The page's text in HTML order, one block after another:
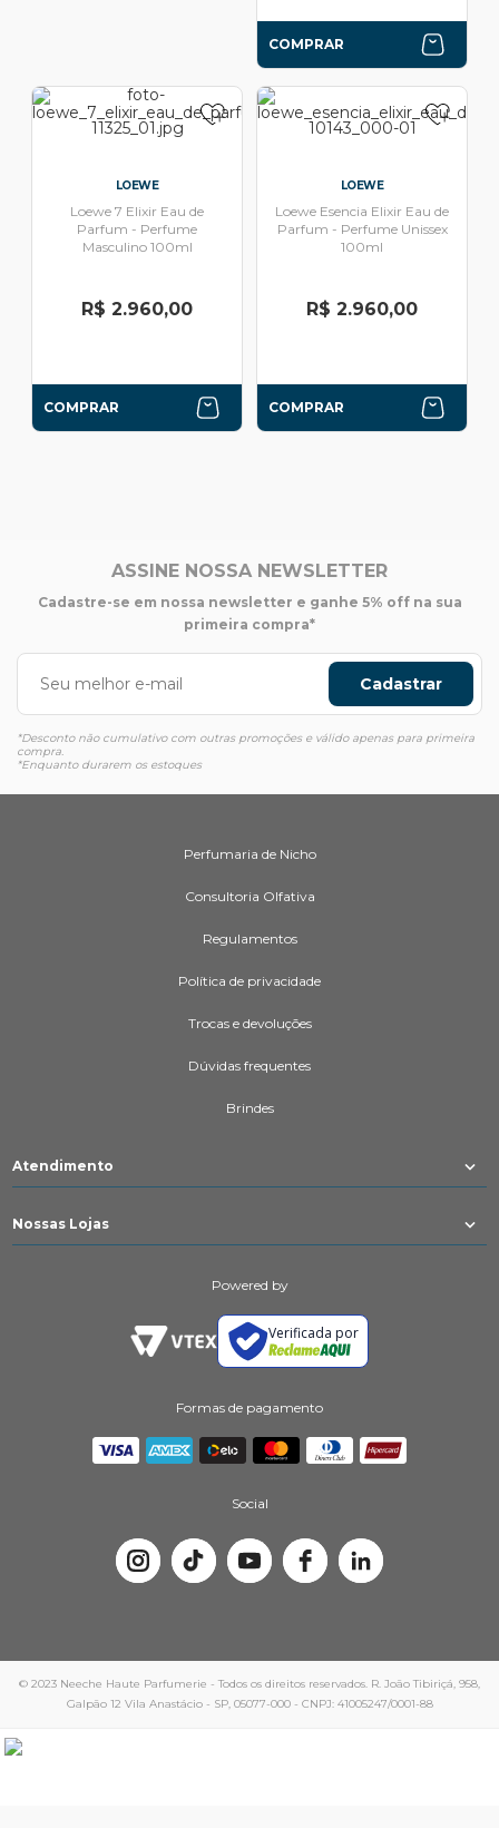
COMPRAR
LOEWE
Loewe 7 Elixir Eau de
Parfum - Perfume
Masculino 100ml
R$ 2.960,00
COMPRAR
LOEWE
Loewe Esencia Elixir Eau de
Parfum - Perfume Unissex
100ml
R$ 2.960,00
COMPRAR
ASSINE NOSSA NEWSLETTER
Cadastre-se em nossa newsletter e ganhe 5% off na sua
primeira compra*
Cadastrar
*Desconto não cumulativo com outras promoções e válido apenas para primeira
compra.
*Enquanto durarem os estoques
Perfumaria de Nicho
Consultoria Olfativa
Regulamentos
Política de privacidade
Trocas e devoluções
Dúvidas frequentes
Brindes
Atendimento
Nossas Lojas
Powered by
Verificada por
Formas de pagamento
Social
© 2023 Neeche Haute Parfumerie - Todos os direitos reservados. R. João Tibiriçá, 958,
Galpão 12 Vila Anastácio - SP, 05077-000 - CNPJ: 41005247/0001-88